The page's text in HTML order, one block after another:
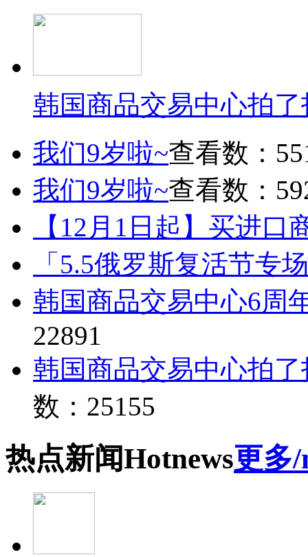
韩国商品交易中心拍
我们9岁啦~查看数：
我们9岁啦~查看数：
【12月1日起】买进口
「5.5俄罗斯复活节专
韩国商品交易中心6周
22891
韩国商品交易中心拍
数：25155
热点新闻Hotnews更多